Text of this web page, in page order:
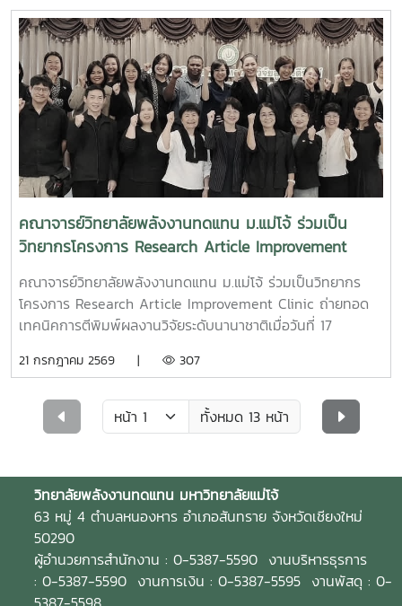
EdPEx) ณ ห้องประชุม 1 ชั้น 2 อาคารเรียนและปฏิบัติการ
พลังงานทดแทนการประเมินครั้งนี้ได้รับเกียรติจาก ผู้ช่วย
ศาสตราจารย์ ดร.น้ำผึ้ง อินทะเนตร คณะศึกษาศาสตร์
มหาวิทยาลัยเชียงใหม่ เป็นประธานคณะผู้ประเมิน พร้อมด้วย คุณ
ศิรินยา อ้นแก้ว เลขานุการคณะผู้ประเมินในการนี้ ผู้ช่วย
ศาสตราจารย์ ดร.นิกราน หอมดวง คณบดีวิทยาลัยพลังงาน
ทดแทน พร้อมด้วยคณะผู้บริหารและบุคลากรของวิทยาลัย ให้การ
ต้อนรับคณะผู้ประเมิน และร่วมรับฟังการนำเสนอผลการดำเนิน
งาน ตลอดจนการวิพากษ์และข้อเสนอแนะจากคณะผู้ประเมิน เพื่อ
นำไปใช้เป็นแนวทางในการพัฒนาการบริหารจัดการองค์กร การ
จัดการศึกษา การวิจัย และการบริการวิชาการให้มีประสิทธิภาพ
และเกิดการพัฒนาอย่างต่อเนื่องการประเมินตามเกณฑ์ EdPEx
เป็นกลไกสำคัญในการส่งเสริมการพัฒนาคุณภาพองค์กรอย่าง
เป็นระบบ โดยมุ่งเน้นการบริหารจัดการที่มีประสิทธิผล การ
พัฒนานวัตกรรม การสร้างคุณค่าแก่ผู้มีส่วนได้ส่วนเสีย และการ
ทดแทน มหาวิทยาลัยแม่โจ้ ยังคงมุ่งมั่นยกระดับคุณภาพการ
คุณภาพ สร้างงานวิจัยและนวัตกรรมที่ตอบโจทย์สังคม พร้อม
ก้าวสู่การเป็นองค์กรแห่งความเป็นเลิศในระดับประเทศและ
คณาจารย์วิทยาลัยพลังงานทดแทน ม.แม่โจ้ ร่วมเป็น
วิทยากรโครงการ Research Article Improvement
Clinic ถ่ายทอดเทคนิคการตีพิมพ์ผลงานวิจัยระดับ
นานาชาติ
คณาจารย์วิทยาลัยพลังงานทดแทน ม.แม่โจ้ ร่วมเป็นวิทยากร
โครงการ Research Article Improvement Clinic ถ่ายทอด
เทคนิคการตีพิมพ์ผลงานวิจัยระดับนานาชาติเมื่อวันที่ 17
ฝ่ายพัฒนาทรัพยากรมนุษย์ สำนักงานมหาวิทยาลัย มหาวิทยาลัย
เพื่อพัฒนาศักยภาพบุคลากรสายวิชาการด้านการเขียนและ
ปรับปรุงบทความวิจัยสำหรับการตีพิมพ์ในวารสารวิชาการระดับ
ผู้ช่วยคณบดี วิทยาลัยพลังงานทดแทน มหาวิทยาลัยแม่โจ้ ได้รับ
เกียรติเป็นวิทยากร ร่วมกับ รองศาสตราจารย์ ดร.ยุวลี อันพา
พรหม คณบดีคณะวิทยาศาสตร์ ถ่ายทอดองค์ความรู้และ
ประสบการณ์ด้านการจัดทำบทความวิจัย พร้อมแบ่งปันเทคนิค
การพัฒนาคุณภาพต้นฉบับ และแนวทางการเตรียมผลงานให้
สอดคล้องกับมาตรฐานของวารสารวิชาการระดับนานาชาติผู้เข้า
21 กรกฎาคม 2569 | 307
ทั้งหมด 13 หน้า
วิทยาลัยพลังงานทดแทน มหาวิทยาลัยแม่โจ้
63 หมู่ 4 ตำบลหนองหาร อำเภอสันทราย จังหวัดเชียงใหม่
50290
ผู้อำนวยการสำนักงาน : 0-5387-5590 งานบริหารธุรการ
: 0-5387-5590 งานการเงิน : 0-5387-5595 งานพัสดุ : 0-